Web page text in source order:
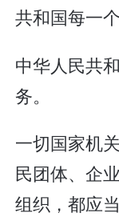
共和国每一
中华人民共
务。
一切国家机
民团体、企
组织，都应